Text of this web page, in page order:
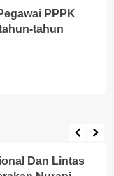
PPPK
tahun
Dan Lintas